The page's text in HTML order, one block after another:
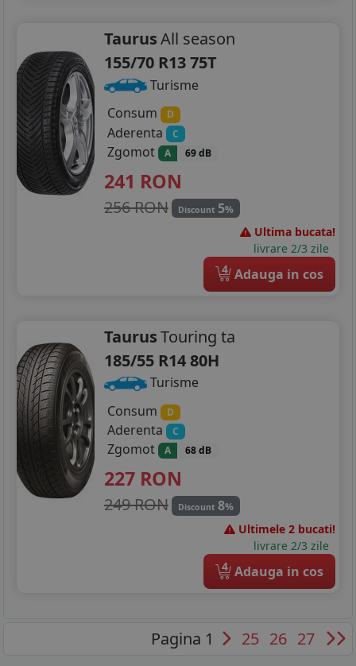
TaurusAll season
155/70 R13 75T
Turisme
Consum
D
Aderenta C
Zgomot A 69 dB
241 RON
256 RON Discount 5%
Ultima bucata!
livrare 2/3 zile
4 Adauga in cos
TaurusTouring ta
185/55 R14 80H
Turisme
Consum
D
Aderenta C
Zgomot A 68 dB
227 RON
249 RON Discount 8%
Ultimele 2 bucati!
livrare 2/3 zile
4 Adauga in cos
Pagina 1 25 26 27